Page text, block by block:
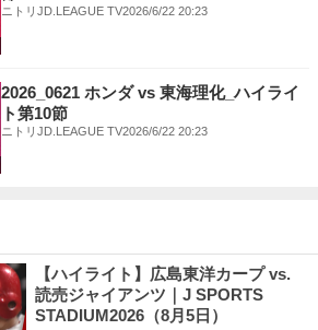
ニトリJD.LEAGUE TV2026/6/22 20:23
2026_0621 ホンダ vs 東海理化_ハイライ
ト第10節
ニトリJD.LEAGUE TV2026/6/22 20:23
【ハイライト】広島東洋カープ vs.
読売ジャイアンツ｜J SPORTS
STADIUM2026（8月5日）